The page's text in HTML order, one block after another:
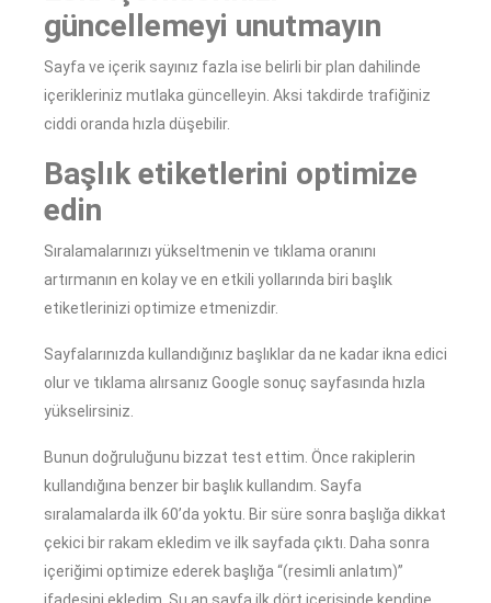
güncellemeyi unutmayın
Sayfa ve içerik sayınız fazla ise belirli bir plan dahilinde
içerikleriniz mutlaka güncelleyin. Aksi takdirde trafiğiniz
ciddi oranda hızla düşebilir.
Başlık etiketlerini optimize
edin
Sıralamalarınızı yükseltmenin ve tıklama oranını
artırmanın en kolay ve en etkili yollarında biri başlık
etiketlerinizi optimize etmenizdir.
Sayfalarınızda kullandığınız başlıklar da ne kadar ikna edici
olur ve tıklama alırsanız Google sonuç sayfasında hızla
yükselirsiniz.
Bunun doğruluğunu bizzat test ettim. Önce rakiplerin
kullandığına benzer bir başlık kullandım. Sayfa
sıralamalarda ilk 60’da yoktu. Bir süre sonra başlığa dikkat
çekici bir rakam ekledim ve ilk sayfada çıktı. Daha sonra
içeriğimi optimize ederek başlığa “(resimli anlatım)”